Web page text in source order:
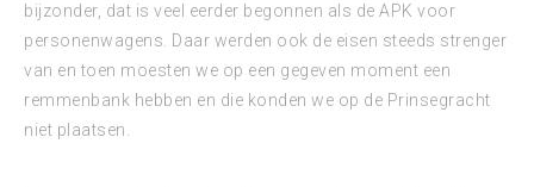
bijzonder, dat is veel eerder begonnen als de APK voor
personenwagens. Daar werden ook de eisen steeds strenger
van en toen moesten we op een gegeven moment een
remmenbank hebben en die konden we op de Prinsegracht
niet plaatsen.